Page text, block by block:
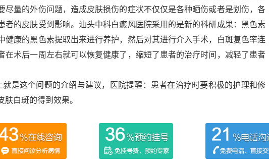
尽量的外伤问题，造成皮肤损伤的症状不仅仅是各种晒伤或者是划伤，各
者的皮肤受到影响。汕头中科白癜风医院采用的是新的科研成果：黑色素
健康的黑色素提取出来进行养护，然后对其进行介入手术，白斑复色率连
在术后一周左右就可以恢复健康了，缩短了患者的治疗时间，减轻了患者
是这个问题的介绍与建议，医院提醒：患者在治疗时要积极的护理和修
白斑的得到效果。